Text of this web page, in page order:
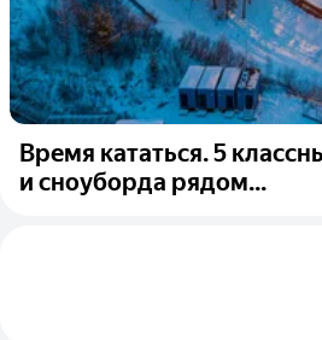
Время кататься. 5
и сноуборда рядом...